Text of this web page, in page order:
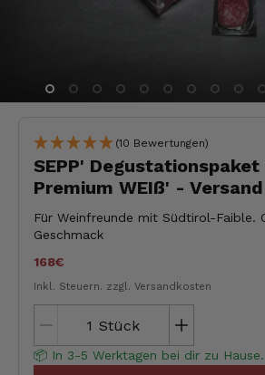
(10 Bewertungen)
SEPP'
Premium WEIß' -
Für Weinfreunde mit Südtirol-Faible.
Geschmack
168€
Inkl. Steuern. zzgl. Versandkosten
Stück
📦 In 3-5 Werktagen bei dir zu Hause.